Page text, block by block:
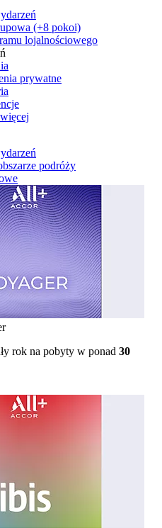
(+8 pokoi)
lojalnościowego
prywatne
podróży
rok na pobyty w ponad 30